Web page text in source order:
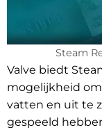
Steam
Valve biedt
mogelijkheid
vatten en uit te
gespeeld